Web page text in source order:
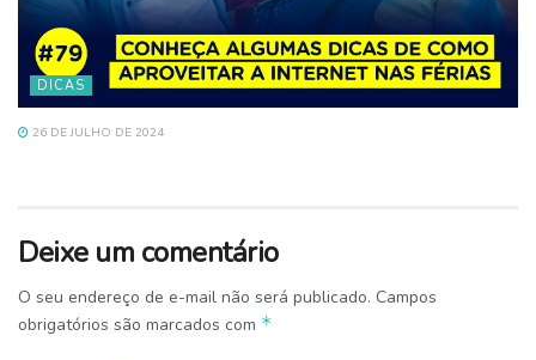
DICAS
26 DE JULHO DE 2024
Deixe um comentário
O seu endereço de e-mail não será publicado. Campos
obrigatórios são marcados com *